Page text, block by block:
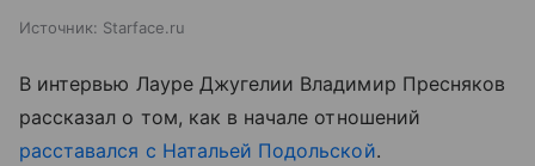
Источник: Starface.ru
В интервью Лауре Джугелии Владимир Пресняков
рассказал о том, как в начале отношений
расставался с Натальей Подольской.